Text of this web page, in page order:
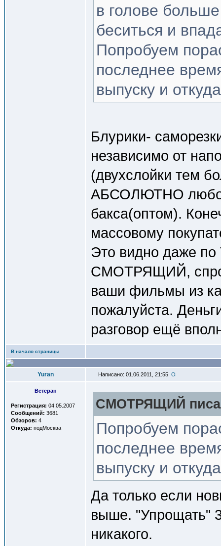
в голове
беситься и
Попробуем
последнее
выпуску и
Блурики-
независимо от
(двухслойки тем
АБСОЛЮТНО
бакса(оптом).
массовому
Это видно даже
СМОТРЯЩИЙ,
ваши фильмы из
пожалуйста.
разговор ещё
В начало страницы
Yuran Написано: 01.06.2011, 21:55
Ветеран
Регистрация: 04.05.2007
Сообщений: 3681
Обзоров: 4
Откуда: подМосква
СМОТРЯЩИЙ
Попробуем
последнее
выпуску и
Да только если
выше. "Упрощать"
никакого.